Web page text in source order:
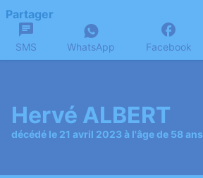
Partager
SMS WhatsApp Facebook
Hervé ALBERT
décédé le 21 avril 2023 à l'âge de 58 ans